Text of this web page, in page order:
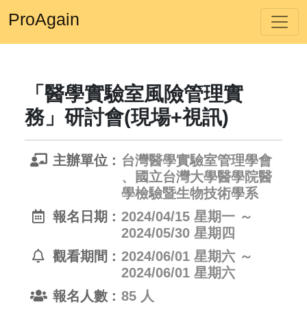
ProAgain
「醫學實驗室風險管理實
務」研討會(現場+視訊)
主辦單位 : 台灣醫學實驗室管理學會
、國立台灣大學醫學院醫
學檢驗暨生物技術學系
報名日期 : 2024/04/15 星期一 ～
2024/05/30 星期四
觀看期間 : 2024/06/01 星期六 ～
2024/06/01 星期六
報名人數 : 85 人